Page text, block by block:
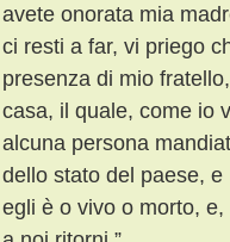
avete onorata mia
ci resti a far, vi priego
presenza di mio
casa, il quale, come io
alcuna persona
dello stato del paese,
egli è o vivo o morto,